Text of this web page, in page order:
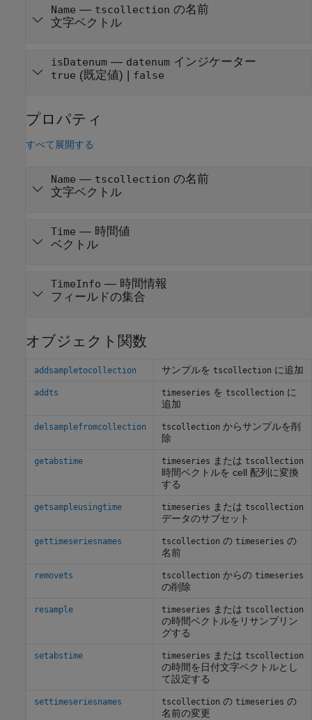
Name — tscollection の名前
文字ベクトル
isDatenum— datenumインジケーター
true (既定値) | false
プロパティ
すべて展開する
Name — tscollection の名前
文字ベクトル
Time — 時間値
ベクトル
TimeInfo — 時間情報
フィールドの集合
オブジェクト関数
addsampletocollection サンプルを tscollection に追加
addts timeseries を tscollection に
追加
delsamplefromcollection tscollection からサンプルを削
除
getabstime timeseries または tscollection
時間ベクトルを cell 配列に変換
する
getsampleusingtime timeseries または tscollection
データのサブセット
gettimeseriesnames tscollection の timeseries の
名前
removets tscollection からの timeseries
の削除
resample timeseries または tscollection
の時間ベクトルをリサンプリン
グする
setabstime timeseries または tscollection
の時間を日付文字ベクトルとし
て設定する
settimeseriesnames tscollection の timeseries の
名前の変更